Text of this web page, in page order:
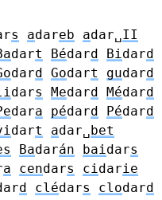
s adareb adar␣II
dart Bédard Bidard
dard Godart gudard
dars Medard Médard
dara pédard Pédard
dart adar␣bet
Badarán baidars
a cendars cidarie
d clédars clodard